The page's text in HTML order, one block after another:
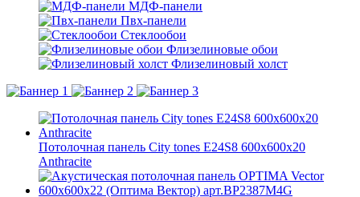
МДФ-панели
Пвх-панели
Стеклообои
Флизелиновые обои
Флизелиновый холст
Потолочная панель City tones E24S8 600x600x20
Anthracite